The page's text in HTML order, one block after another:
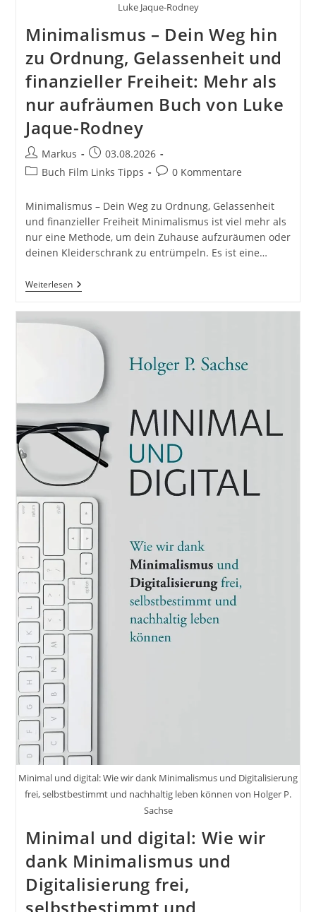
Luke Jaque-Rodney
Minimalismus – Dein Weg hin
zu Ordnung, Gelassenheit und
finanzieller Freiheit: Mehr als
nur aufräumen Buch von Luke
Jaque-Rodney
Beitrags-
Autor:
Markus
Beitrag
veröffentlicht:
03.08.2026
Beitrags-
Buch Film Links Tipps
Beitrags-
0 Kommentare
Minimalismus – Dein Weg zu Ordnung, Gelassenheit
und finanzieller Freiheit Minimalismus ist viel mehr als
nur eine Methode, um dein Zuhause aufzuräumen oder
deinen Kleiderschrank zu entrümpeln. Es ist eine…
WeiterlesenMinimalismus
–
Hin
Ordnung,
Gelassenheit
Finanzieller
Freiheit:
Als
Nur
Aufräumen
Buch
Luke
Jaque-
Rodney
Minimal und digital: Wie wir dank Minimalismus und Digitalisierung
frei, selbstbestimmt und nachhaltig leben können von Holger P.
Sachse
Minimal und digital: Wie wir
dank Minimalismus und
Digitalisierung frei,
selbstbestimmt und